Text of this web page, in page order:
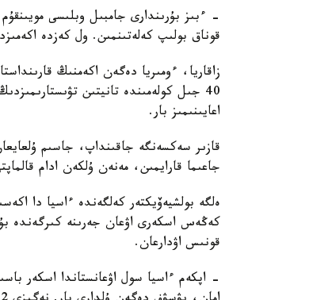
قوناق بولىپ كەلەتىنمىن. ول كەزدە
زاقاريا، ءومىريا دەگەن اكەمنىڭ
40 جىل كولەمىندە تانيتىن
اعايىنىمىز بار.
قازىر سەكسەنگە جاقىنداپ، جاسىم
جاعىما قارايمىن، مەنەن ۇلكەن ادام
كەڭەس اسكەرى اۋعان جەرىنە كىرگەندە
قونىس اۋدارعان.
- اپكەم ءاسيا سول اۋعانستاندا اسكەر